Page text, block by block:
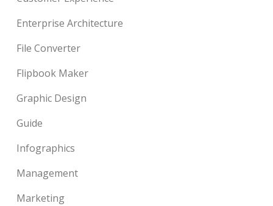
Enterprise Architecture
File Converter
Flipbook Maker
Graphic Design
Guide
Infographics
Management
Marketing